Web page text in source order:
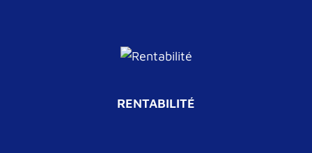
RENTABILITÉ